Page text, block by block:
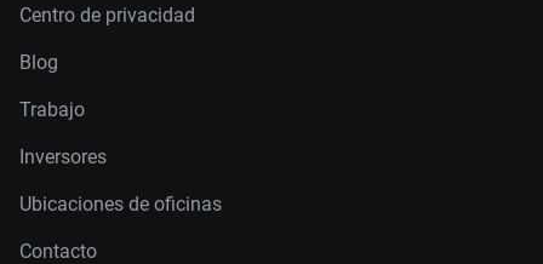
Centro de privacidad
Blog
Trabajo
Inversores
Ubicaciones de oficinas
Contacto